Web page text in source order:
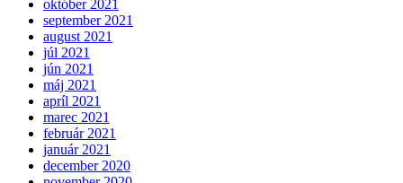
október 2021
september 2021
august 2021
júl 2021
jún 2021
máj 2021
apríl 2021
marec 2021
február 2021
január 2021
december 2020